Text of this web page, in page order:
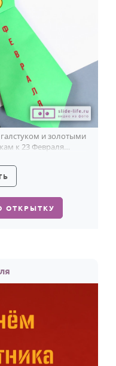
и золотыми
к 23 Февраля
ОТКРЫТКУ